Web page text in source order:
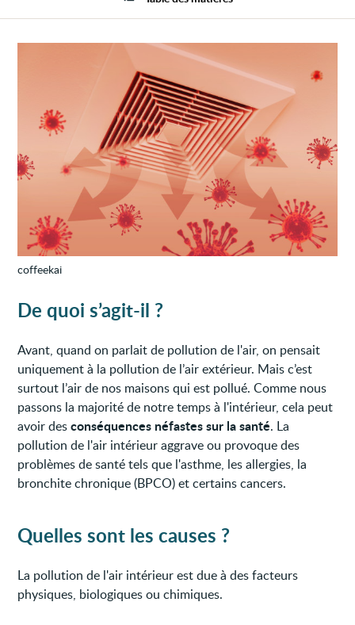
coffeekai
De quoi s’agit-il ?
Avant, quand on parlait de pollution de l'air, on pensait
uniquement à la pollution de l’air extérieur. Mais c’est
surtout l’air de nos maisons qui est pollué. Comme nous
passons la majorité de notre temps à l'intérieur, cela peut
avoir desconséquences néfastes sur la santé. La
pollution de l'air intérieur aggrave ou provoque des
problèmes de santé tels que l'asthme, les allergies, la
bronchite chronique (BPCO) et certains cancers.
Quelles sont les causes ?
La pollution de l'air intérieur est due à des facteurs
physiques, biologiques ou chimiques.